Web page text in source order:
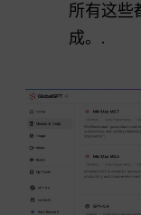
所有这些
成。.